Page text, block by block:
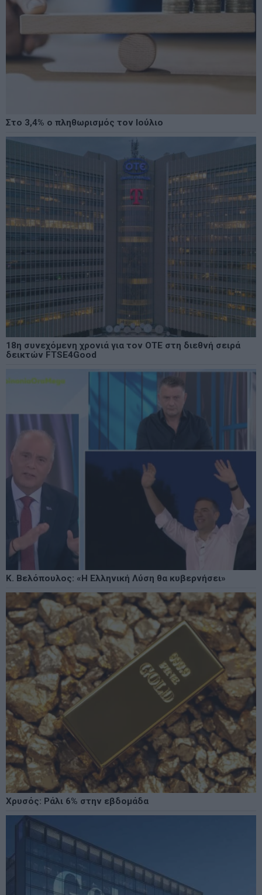
Στο 3,4% ο πληθωρισμός τον Ιούλιο
18η συνεχόμενη χρονιά για τον ΟΤΕ στη διεθνή σειρά
δεικτών FTSE4Good
Κ. Βελόπουλος: «Η Ελληνική Λύση θα κυβερνήσει»
Χρυσός: Ράλι 6% στην εβδομάδα